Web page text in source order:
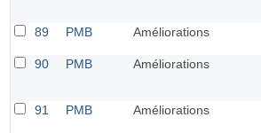
89 PMB Améliorations
90 PMB Améliorations
91 PMB Améliorations